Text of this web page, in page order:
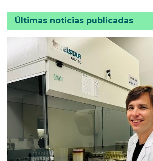
Últimas noticias publicadas